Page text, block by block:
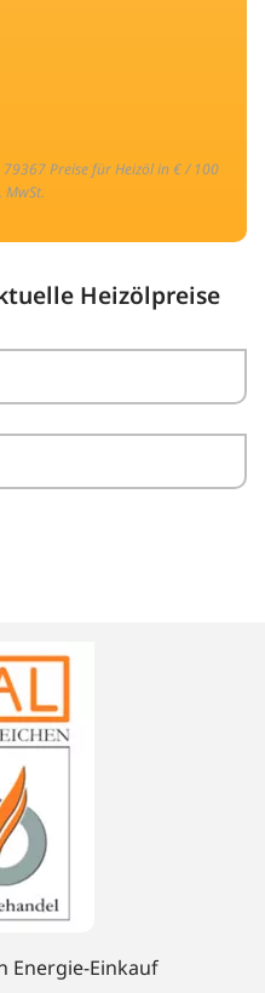
79367 Preise für Heizöl in € / 100
MwSt.
Heizölpreise
Energie-Einkauf